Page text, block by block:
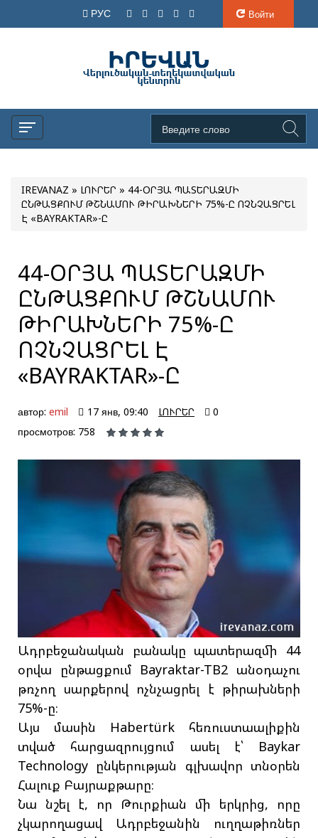
РУС Войти
IREVANAZ » ԼՈՒՐԵՐ » 44-ՕՐՅԱ ՊԱՏԵՐԱԶՄԻ
ԸՆԹԱՑՔՈՒՄ ԹՇՆԱՄՈՒ ԹԻՐԱԽՆԵՐԻ 75%-Ը ՈՉՆՉԱՑՐԵԼ
Է «BAYRAKTAR»-Ը
44-ՕՐՅԱ ՊԱՏԵՐԱԶՄԻ
ԸՆԹԱՑՔՈՒՄ ԹՇՆԱՄՈՒ
ԹԻՐԱԽՆԵՐԻ 75%-Ը
ՈՉՆՉԱՑՐԵԼ Է
«BAYRAKTAR»-Ը
автор: emil 17 янв, 09:40 ԼՈՒՐԵՐ
0
просмотров: 758
Ադրբեջանական բանակը պատերազմի 44
օրվա ընթացքում Bayraktar-TB2 անօդաչու
թռչող սարքերով ոչնչացրել է թիրախների
75%-ը։
Այս մասին Habertürk հեռուստաալիքին
տված հարցազրույցում ասել է՝ Baykar
Technology ընկերության գլխավոր տնօրեն
Հալուք Բայրաքթարը։
Նա նշել է, որ Թուրքիան մի երկրից, որը
չկարողացավ Ադրբեջանին ուղղաթիռներ